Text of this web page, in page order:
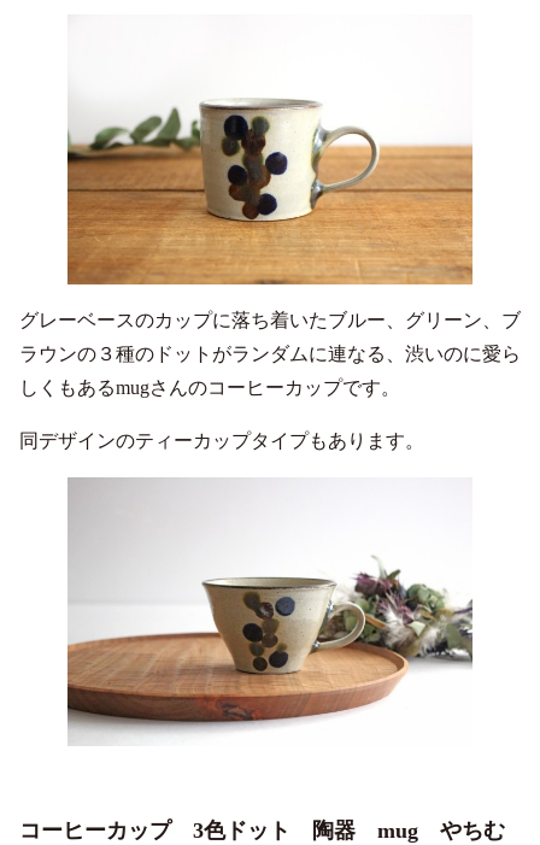
グレーベースのカップに落ち着いたブルー、グリーン、ブ
ラウンの３種のドットがランダムに連なる、渋いのに愛ら
しくもあるmugさんのコーヒーカップです。
同デザインのティーカップタイプもあります。
コーヒーカップ 3色ドット 陶器 mug やちむ